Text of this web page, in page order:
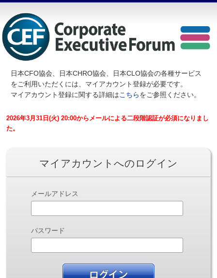
日本CFO協会、日本CHRO協会、日本CLO協会の各種サービス
をご利用いただくには、マイアカウント登録が必要です。
マイアカウント登録に関する詳細はこちらをご参照ください。
2026年3月31日(火) 20:00からメールによる二段階認証が必須になりまし
た。
マイアカウントへのログイン
メールアドレス
パスワード